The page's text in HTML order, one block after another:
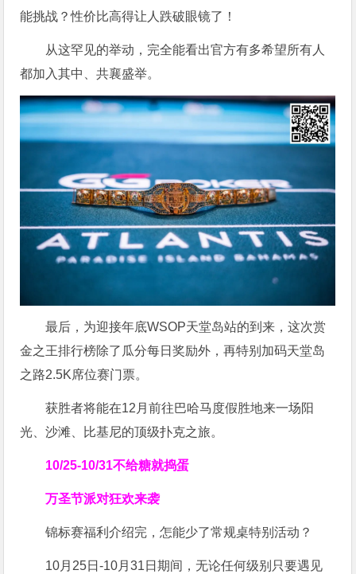
能挑战？性价比高得让人跌破眼镜了！
从这罕见的举动，完全能看出官方有多希望所有人
都加入其中、共襄盛举。
最后，为迎接年底WSOP天堂岛站的到来，这次赏
金之王排行榜除了瓜分每日奖励外，再特别加码天堂岛
之路2.5K席位赛门票。
获胜者将能在12月前往巴哈马度假胜地来一场阳
光、沙滩、比基尼的顶级扑克之旅。
10/25-10/31不给糖就捣蛋
万圣节派对狂欢来袭
锦标赛福利介绍完，怎能少了常规桌特别活动？
10月25日-10月31日期间，无论任何级别只要遇见